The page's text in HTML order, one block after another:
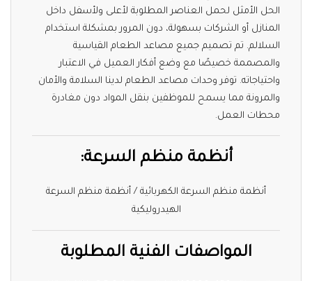
الحل الأمثل لحمل العناصر المطلوبة لأعلى ولأسفل داخل
المنازل أو الشركات بسهولة، دون المرور بمشكلة استخدام
السلالم. تم تصميم جميع مصاعد الطعام القياسية
والمصممة خصيصًا مع وضع أفكار العميل في الاعتبار
واحتياجاته. توفر وحدات مصاعد الطعام لدينا السلامة والأمان
والمرونة مما يسمح للموظفين بنقل المواد دون مغادرة
محطات العمل.
أنظمة منظم السرعة:
أنظمة منظم السرعة الكهربائية / أنظمة منظم السرعة
الهيدروليكية
المواصفات الفنية المطلوبة